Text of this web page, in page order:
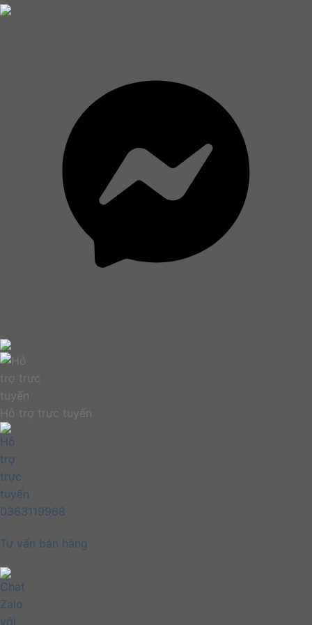
Hỗ trợ trực tuyến
0363119968
Tư vấn bán hàng